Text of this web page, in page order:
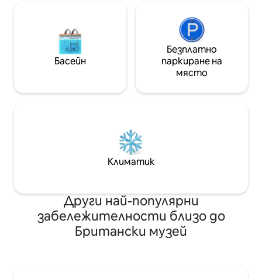
Басейн
Безплатно
паркиране на
място
Климатик
Други най-популярни
забележителности близо до
Британски музей